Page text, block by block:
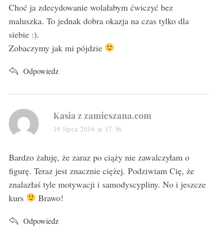
Choć ja zdecydowanie wolałabym ćwiczyć bez
maluszka. To jednak dobra okazja na czas tylko dla
siebie :).
Zobaczymy jak mi pójdzie
Odpowiedz
s
a
s
Kasia z zamieszana.com
19 lipca 2016 at 17:36
Bardzo żałuję, że zaraz po ciąży nie zawalczyłam o
figurę. Teraz jest znacznie ciężej. Podziwiam Cię, że
znalazłaś tyle motywacji i samodyscypliny. No i jeszcze
kurs
Brawo!
Odpowiedz